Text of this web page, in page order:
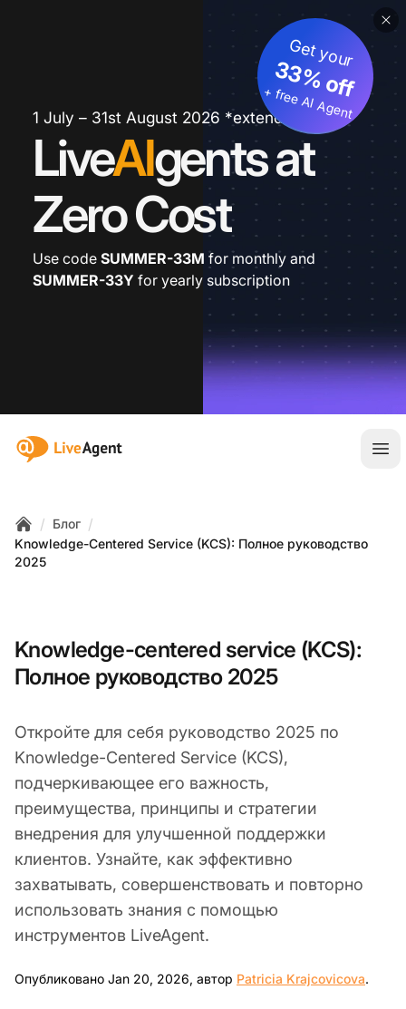
1 July – 31st August 2026 *extended
LiveAIgents at
Zero Cost
Get your
33% off
+ free AI Agent
Use code SUMMER-33M for monthly and
SUMMER-33Y for yearly subscription
:site.title
Home
/ Блог /
Knowledge-Centered Service (KCS): Полное руководство
2025
Knowledge-centered service (KCS):
Полное руководство 2025
Откройте для себя руководство 2025 по
Knowledge-Centered Service (KCS),
подчеркивающее его важность,
преимущества, принципы и стратегии
внедрения для улучшенной поддержки
клиентов. Узнайте, как эффективно
захватывать, совершенствовать и повторно
использовать знания с помощью
инструментов LiveAgent.
Опубликовано Jan 20, 2026, автор Patricia Krajcovicova.